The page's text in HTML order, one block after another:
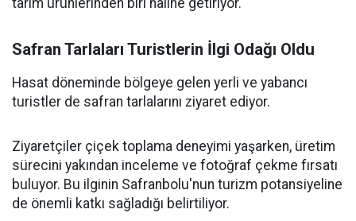
tarım ürünlerinden biri haline getiriyor.
Safran Tarlaları Turistlerin İlgi Odağı Oldu
Hasat döneminde bölgeye gelen yerli ve yabancı
turistler de safran tarlalarını ziyaret ediyor.
Ziyaretçiler çiçek toplama deneyimi yaşarken, üretim
sürecini yakından inceleme ve fotoğraf çekme fırsatı
buluyor. Bu ilginin Safranbolu'nun turizm potansiyeline
de önemli katkı sağladığı belirtiliyor.